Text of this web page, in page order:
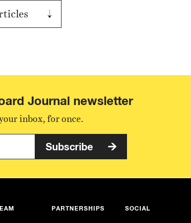
Journal newsletter
inbox, for once.
Subscribe
PARTNERSHIPS SOCIAL